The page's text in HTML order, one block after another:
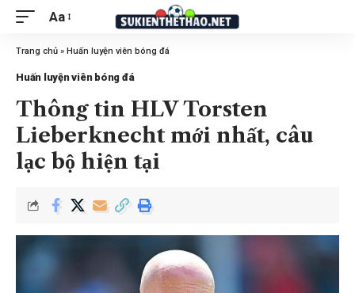
Aa
Trang chủ » Huấn luyện viên bóng đá
Huấn luyện viên bóng đá
Thông tin HLV Torsten
Lieberknecht mới nhất, câu
lạc bộ hiện tại